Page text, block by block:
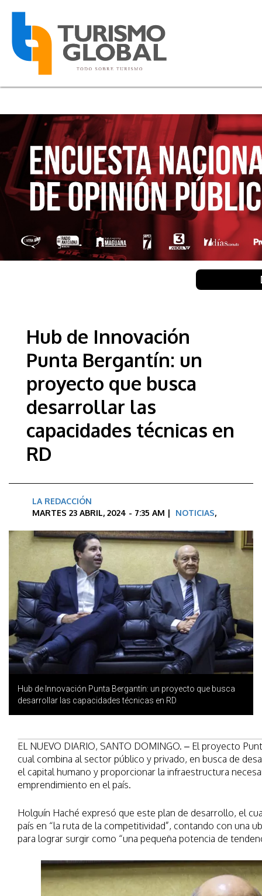
Hub de Innovación
Punta Bergantín: un
proyecto que busca
desarrollar las
capacidades técnicas en
RD
LA REDACCIÓN
MARTES 23 ABRIL, 2024 - 7:35 AM | NOTICIAS,
Hub de Innovación Punta Bergantín: un proyecto que busca
desarrollar las capacidades técnicas en RD
EL NUEVO DIARIO, SANTO DOMINGO. – El proyecto
cual combina al sector público y privado, en busca de
el capital humano y proporcionar la infraestructura
emprendimiento en el país.
Holguín Haché expresó que este plan de desarrollo, el
país en “la ruta de la competitividad”, contando con una
para lograr surgir como “una pequeña potencia de